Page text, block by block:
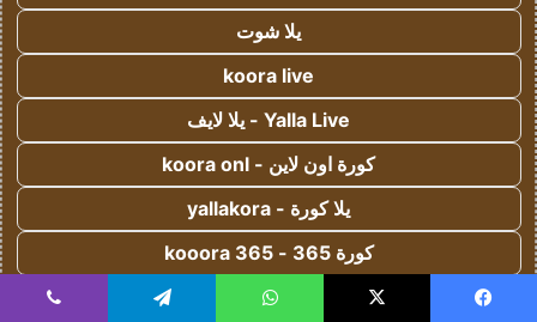
يلا شوت
koora live
Yalla Live - يلا لايف
كورة اون لاين - koora onl
يلا كورة - yallakora
كورة 365 - kooora 365
اس جول - AS Goal